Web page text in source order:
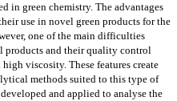
in green chemistry. The advantages
use in novel green products for the
one of the main difficulties
products and their quality control
viscosity. These features create
methods suited to this type of
and applied to analyse the